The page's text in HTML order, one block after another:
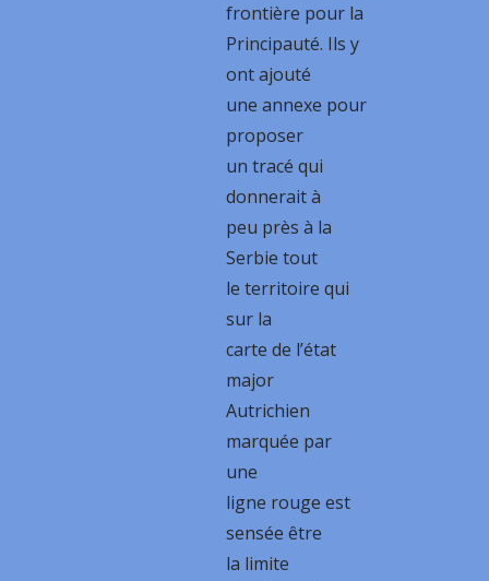
frontière pour la
Principauté. Ils y
ont ajouté
une annexe pour
proposer
un tracé qui
donnerait à
peu près à la
Serbie tout
le territoire qui
sur la
carte de l’état
major
Autrichien
marquée par
une
ligne rouge est
sensée être
la limite